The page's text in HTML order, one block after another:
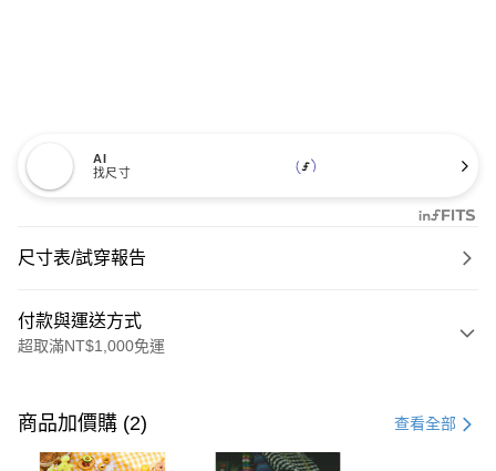
AI
找尺寸
尺寸表/試穿報告
付款與運送方式
超取滿NT$1,000免運
信用卡一次付款
購物金
商品加價購 (2) 查看全部